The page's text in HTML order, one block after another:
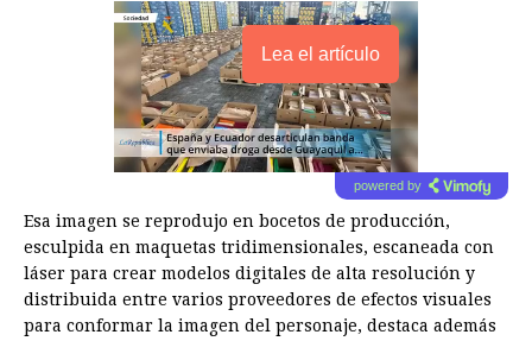
Lea el artículo
powered by
Esa imagen se reprodujo en bocetos de producción,
esculpida en maquetas tridimensionales, escaneada con
láser para crear modelos digitales de alta resolución y
distribuida entre varios proveedores de efectos visuales
para conformar la imagen del personaje, destaca además